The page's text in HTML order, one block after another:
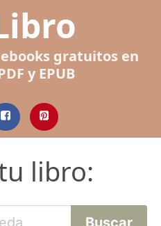
gratuitos en
y EPUB
libro: